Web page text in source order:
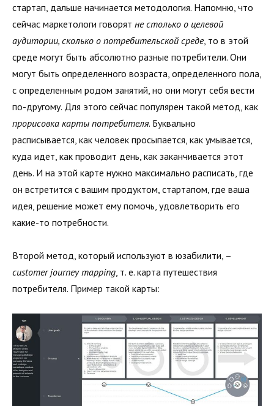
стартап, дальше начинается методология. Напомню, что
сейчас маркетологи говорят не столько о целевой
аудитории, сколько о потребительской среде, то в этой
среде могут быть абсолютно разные потребители. Они
могут быть определенного возраста, определенного пола,
с определенным родом занятий, но они могут себя вести
по-другому. Для этого сейчас популярен такой метод, как
прорисовка карты потребителя. Буквально
расписывается, как человек просыпается, как умывается,
куда идет, как проводит день, как заканчивается этот
день. И на этой карте нужно максимально расписать, где
он встретится с вашим продуктом, стартапом, где ваша
идея, решение может ему помочь, удовлетворить его
какие-то потребности.
Второй метод, который используют в юзабилити, –
customer journey mapping , т. е. карта путешествия
потребителя. Пример такой карты: